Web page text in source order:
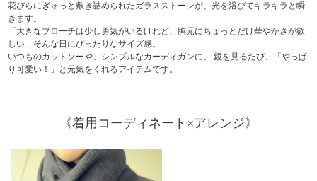
花びらにぎゅっと敷き詰められたガラスストーンが、光を浴びてキラキラと瞬
きます。
「大きなブローチは少し勇気がいるけれど、胸元にちょっとだけ華やかさが欲
しい」そんな日にぴったりなサイズ感。
いつものカットソーや、シンプルなカーディガンに。 鏡を見るたび、「やっぱ
り可愛い！」と元気をくれるアイテムです。
《着用コーディネート×アレンジ》